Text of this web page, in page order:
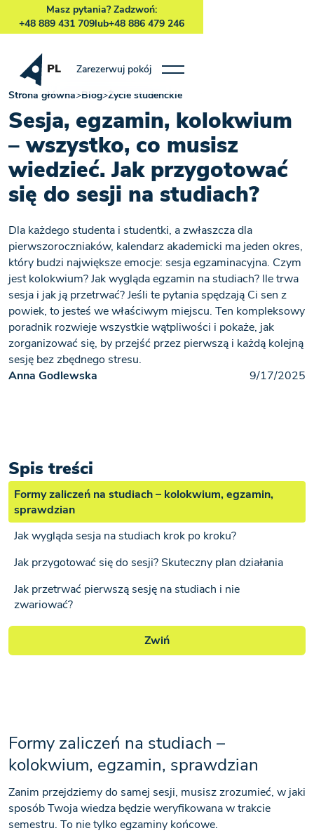
Masz pytania? Zadzwoń:
+48 889 431 709lub+48 886 479 246
PL
Zarezerwuj pokój
Strona główna>Blog>Życie studenckie
Sesja, egzamin, kolokwium
– wszystko, co musisz
wiedzieć. Jak przygotować
się do sesji na studiach?
Dla każdego studenta i studentki, a zwłaszcza dla
pierwszoroczniaków, kalendarz akademicki ma jeden okres,
który budzi największe emocje: sesja egzaminacyjna. Czym
jest kolokwium? Jak wygląda egzamin na studiach? Ile trwa
sesja i jak ją przetrwać? Jeśli te pytania spędzają Ci sen z
powiek, to jesteś we właściwym miejscu. Ten kompleksowy
poradnik rozwieje wszystkie wątpliwości i pokaże, jak
zorganizować się, by przejść przez pierwszą i każdą kolejną
sesję bez zbędnego stresu.
Anna Godlewska
9/17/2025
Spis treści
Formy zaliczeń na studiach – kolokwium, egzamin,
sprawdzian
Jak wygląda sesja na studiach krok po kroku?
Jak przygotować się do sesji? Skuteczny plan działania
Jak przetrwać pierwszą sesję na studiach i nie
zwariować?
Zwiń
Formy zaliczeń na studiach –
kolokwium, egzamin, sprawdzian
Zanim przejdziemy do samej sesji, musisz zrozumieć, w jaki
sposób Twoja wiedza będzie weryfikowana w trakcie
semestru. To nie tylko egzaminy końcowe.